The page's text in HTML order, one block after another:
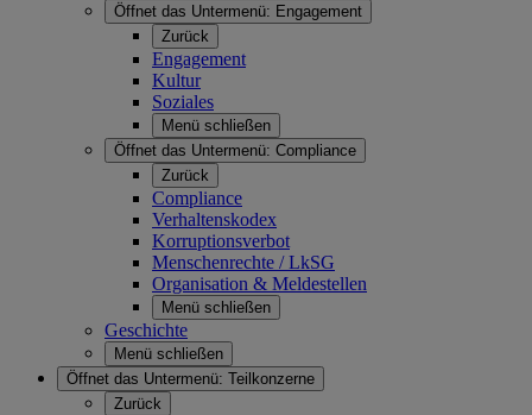
Öffnet das Untermenü: Engagement
Zurück
Engagement
Kultur
Soziales
Menü schließen
Öffnet das Untermenü: Compliance
Zurück
Compliance
Verhaltenskodex
Korruptionsverbot
Menschenrechte / LkSG
Organisation & Meldestellen
Menü schließen
Geschichte
Menü schließen
Öffnet das Untermenü: Teilkonzerne
Zurück